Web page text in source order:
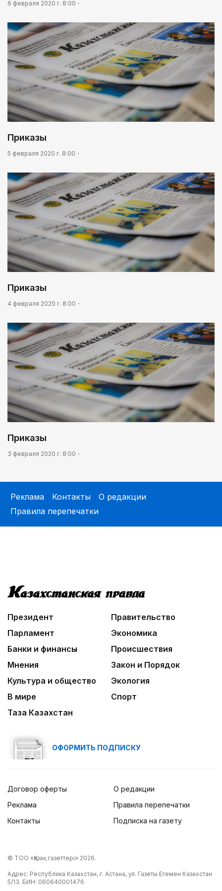
6 февраля 2020 г. 8:00
Приказы
5 февраля 2020 г. 8:00
Приказы
4 февраля 2020 г. 8:00
Приказы
3 февраля 2020 г. 8:00
Реклама Контакты
О редакции
Правила перепечатки
Президент
Правительство
Парламент
Экономика
Банки и финансы
Происшествия
Мнения
Закон и Порядок
Культура и общество
Экология
В мире
Спорт
Таза Казахстан
ОФОРМИТЬ ПОДПИСКУ
Договор оферты
Реклама
Контакты
О редакции
Правила перепечатки
Подписка на газету
© ТОО «Қазақ газеттері» 2026.
Адрес: Республика Казахстан, г. Астана, ул. Газеты Егемен Казахстан
5/13. БИН: 060640001476